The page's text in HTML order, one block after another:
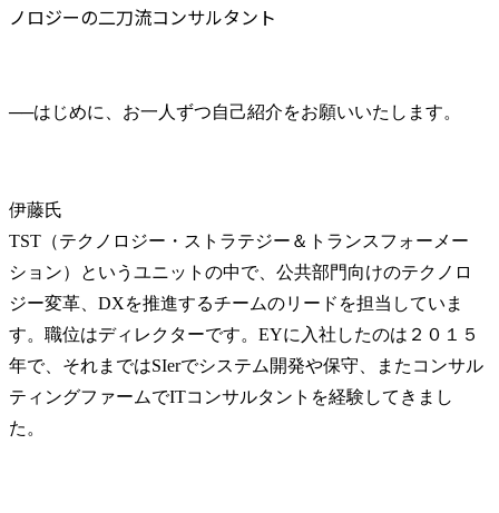
ノロジーの二刀流コンサルタント
──
伊藤氏
TST（テクノロジー・ストラテジー＆トランスフォーメー
ション）というユニットの中で、公共部門向けのテクノロ
ジー変革、DXを推進するチームのリードを担当していま
す。職位はディレクターです。EYに入社したのは２０１５
年で、それまではSIerでシステム開発や保守、またコンサル
ティングファームでITコンサルタントを経験してきまし
た。